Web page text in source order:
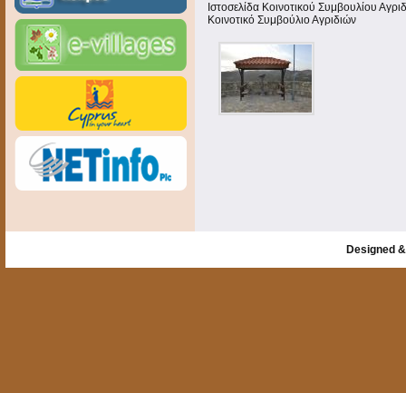
Ιστοσελίδα Κοινοτικού Συμβουλίου
Κοινοτικό Συμβούλιο Αγριδιών
Designed